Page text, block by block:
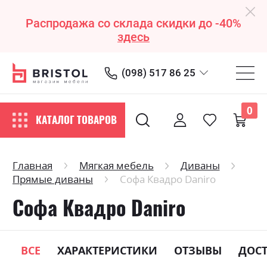
Распродажа со склада скидки до -40%
здесь
(098) 517 86 25
КАТАЛОГ ТОВАРОВ
0
Главная Мягкая мебель
Диваны
Прямые диваны
Софа Квадро Daniro
Софа Квадро Daniro
ВСЕ ХАРАКТЕРИСТИКИ ОТЗЫВЫ